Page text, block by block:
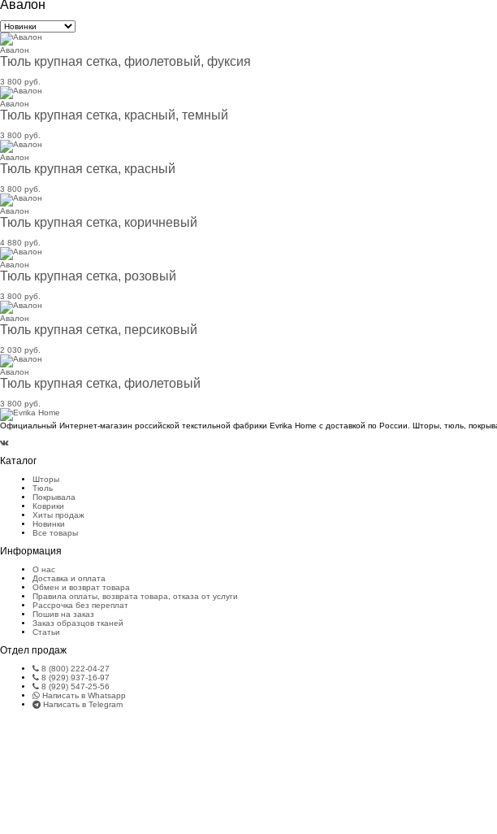
Авалон
Авалон
Тюль крупная сетка, фиолетовый, фуксия
3 800 руб.
Авалон
Тюль крупная сетка, красный, темный
3 800 руб.
Авалон
Тюль крупная сетка, красный
3 800 руб.
Авалон
Тюль крупная сетка, коричневый
4 880 руб.
Авалон
Тюль крупная сетка, розовый
3 800 руб.
Авалон
Тюль крупная сетка, персиковый
2 030 руб.
Авалон
Тюль крупная сетка, фиолетовый
3 800 руб.
Официальный Интернет-магазин российской текстильной фабрики Evrika Home c доставкой по России. Шторы, тюль,
Каталог
Шторы
Тюль
Покрывала
Коврики
Хиты продаж
Новинки
Все товары
Информация
О нас
Доставка и оплата
Обмен и возврат товара
Правила оплаты, возврата товара, отказа от услуги
Рассрочка без переплат
Пошив на заказ
Заказ образцов тканей
Статьи
Отдел продаж
8 (800) 222-04-27
8 (929) 937-16-97
8 (929) 547-25-56
Написать в Whatsapp
Написать в Telegram